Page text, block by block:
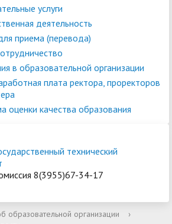
услуги
деятельность
приема (перевода)
в образовательной организации
плата ректора, проректоров
оценки качества образования
технический
8(3955)67-34-17
образовательной организации
›